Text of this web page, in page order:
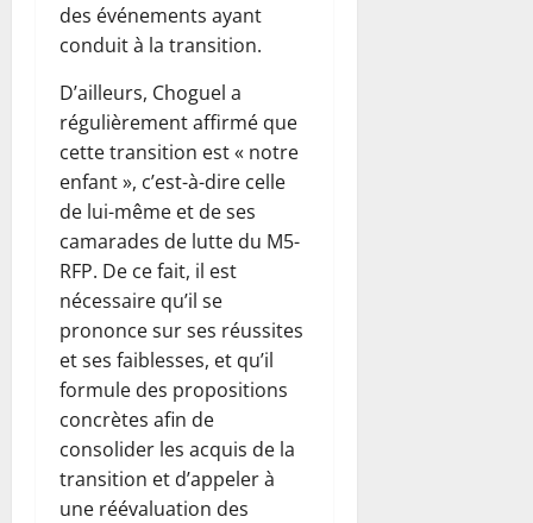
des événements ayant
conduit à la transition.
D’ailleurs, Choguel a
régulièrement affirmé que
cette transition est « notre
enfant », c’est-à-dire celle
de lui-même et de ses
camarades de lutte du M5-
RFP. De ce fait, il est
nécessaire qu’il se
prononce sur ses réussites
et ses faiblesses, et qu’il
formule des propositions
concrètes afin de
consolider les acquis de la
transition et d’appeler à
une réévaluation des